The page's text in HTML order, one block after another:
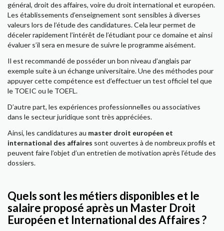
général, droit des affaires, voire du droit international et européen.
Les établissements d’enseignement sont sensibles à diverses
valeurs lors de l’étude des candidatures. Cela leur permet de
déceler rapidement l’intérêt de l’étudiant pour ce domaine et ainsi
évaluer s’il sera en mesure de suivre le programme aisément.
Il est recommandé de posséder un bon niveau d’anglais par
exemple suite à un échange universitaire. Une des méthodes pour
appuyer cette compétence est d’effectuer un test officiel tel que
le TOEIC ou le TOEFL.
D’autre part, les expériences professionnelles ou associatives
dans le secteur juridique sont très appréciées.
Ainsi, les candidatures au master droit européen et
international des affaires sont ouvertes à de nombreux profils et
peuvent faire l’objet d’un entretien de motivation après l’étude des
dossiers.
Quels sont les métiers disponibles et le
salaire proposé après un Master Droit
Européen et International des Affaires ?